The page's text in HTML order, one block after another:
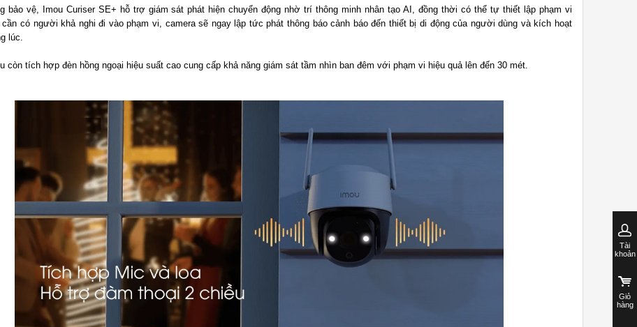
bảo vệ, Imou Curiser SE+ hỗ trợ giám sát phát hiện chuyển động nhờ trí thông minh nhân tạo AI, đồng thời có thể tự thiết lập phạm vi
có người khả nghi đi vào phạm vi, camera sẽ ngay lập tức phát thông báo cảnh báo đến thiết bị di động của người dùng và kích hoạt
lúc.
còn tích hợp đèn hồng ngoại hiệu suất cao cung cấp khả năng giám sát tầm nhìn ban đêm với phạm vi hiệu quả lên đến 30 mét.
Tài
khoản
Giỏ
hàng